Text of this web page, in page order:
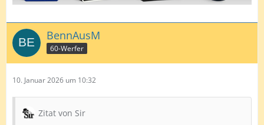
BennAusM
60-Werfer
10. Januar 2026 um 10:32
Zitat von Sir